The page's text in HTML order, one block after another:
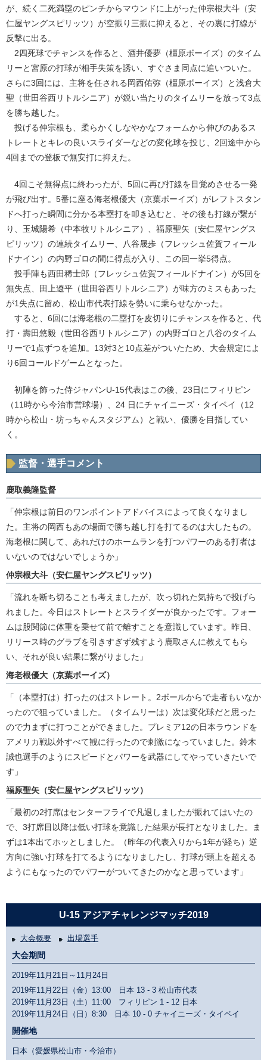
が、続く二死満塁のピンチからマウンドに上がった仲宗根大斗（安
仁屋ヤングスピリッツ）が空振り三振に抑えると、その裏に打線が
反撃に出る。
2四死球でチャンスを作ると、酒井優夢（橿原ボーイズ）のタイム
リーと宮原の打球が相手失策を誘い、すぐさま同点に追いついた。
さらに3回には、主将を任される岡西佑弥（橿原ボーイズ）と浅倉大
聖（世田谷西リトルシニア）が鋭い当たりのタイムリーを放って3点
を勝ち越した。
投げる仲宗根も、柔らかくしなやかなフォームから伸びのあるス
トレートとキレの良いスライダーなどの変化球を投じ、2回途中から
4回までの登板で無安打に抑えた。
4回こそ無得点に終わったが、5回に再び打線を目覚めさせる一発
が飛び出す。5番に座る海老根優大（京葉ボーイズ）がレフトスタン
ドへ打った瞬間に分かる本塁打を叩き込むと、その後も打線が繋が
り、玉城陽希（中本牧リトルシニア）、福原聖矢（安仁屋ヤングス
ピリッツ）の連続タイムリー、八谷晟歩（フレッシュ佐賀フィール
ドナイン）の内野ゴロの間に得点が入り、この回一挙5得点。
投手陣も西田稀士郎（フレッシュ佐賀フィールドナイン）が5回を
無失点、田上遼平（世田谷西リトルシニア）が味方のミスもあった
が1失点に留め、松山市代表打線を勢いに乗らせなかった。
すると、6回には海老根の二塁打を皮切りにチャンスを作ると、代
打・壽田悠毅（世田谷西リトルシニア）の内野ゴロと八谷のタイム
リーで1点ずつを追加。13対3と10点差がついたため、大会規定によ
り6回コールドゲームとなった。
初陣を飾った侍ジャパンU-15代表はこの後、23日にフィリピン
（11時から今治市営球場）、24 日にチャイニーズ・タイペイ（12
時から松山・坊っちゃんスタジアム）と戦い、優勝を目指してい
く。
監督・選手コメント
鹿取義隆監督
「仲宗根は前日のワンポイントアドバイスによって良くなりまし
た。主将の岡西もあの場面で勝ち越し打を打てるのは大したもの。
海老根に関して、あれだけのホームランを打つパワーのある打者は
いないのではないでしょうか」
仲宗根大斗（安仁屋ヤングスピリッツ）
「流れを断ち切ることも考えましたが、吹っ切れた気持ちで投げら
れました。今日はストレートとスライダーが良かったです。フォー
ムは股関節に体重を乗せて前で離すことを意識しています。昨日、
リリース時のグラブを引きすぎず残すよう鹿取さんに教えてもら
い、それが良い結果に繋がりました」
海老根優大（京葉ボーイズ）
「（本塁打は）打ったのはストレート。2ボールからで走者もいなか
ったので狙っていました。（タイムリーは）次は変化球だと思った
ので力まずに打つことができました。プレミア12の日本ラウンドを
アメリカ戦以外すべて観に行ったので刺激になっていました。鈴木
誠也選手のようにスピードとパワーを武器にしてやっていきたいで
す」
福原聖矢（安仁屋ヤングスピリッツ）
「最初の2打席はセンターフライで凡退しましたが振れてはいたの
で、3打席目以降は低い打球を意識した結果が長打となりました。ま
ずは1本出てホッとしました。（昨年の代表入りから1年が経ち）逆
方向に強い打球を打てるようになりましたし、打球が頭上を超える
ようにもなったのでパワーがついてきたのかなと思っています」
U-15 アジアチャレンジマッチ2019
大会概要 出場選手
大会期間
2019年11月21日～11月24日
2019年11月22日（金）13:00 日本 13 - 3 松山市代表
2019年11月23日（土）11:00 フィリピン 1 - 12 日本
2019年11月24日（日）8:30 日本 10 - 0 チャイニーズ・タイペイ
開催地
日本（愛媛県松山市・今治市）